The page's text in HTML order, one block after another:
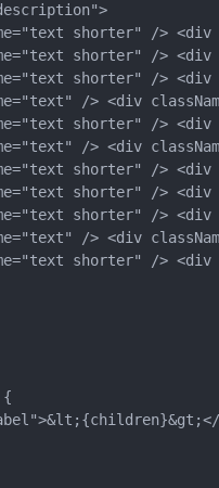
shorter" />
shorter" /> <div
shorter" /> <div
/> <div
shorter" /> <div
/> <div
shorter" />
shorter" /> <div
shorter" /> <div
/> <div
shorter" /> <div
{